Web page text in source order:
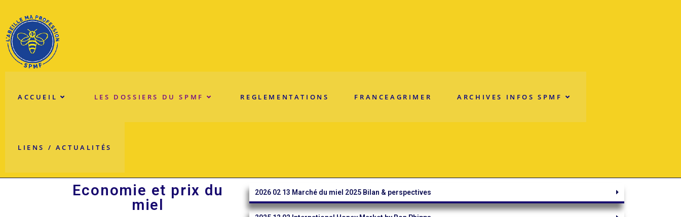
ACCUEIL LES DOSSIERS DU SPMF REGLEMENTATIONS FRANCEAGRIMER ARCHIVES INFOS SPMF
LIENS / ACTUALITÉS
Economie et prix du
miel
2026 02 13 Marché du miel 2025 Bilan & perspectives